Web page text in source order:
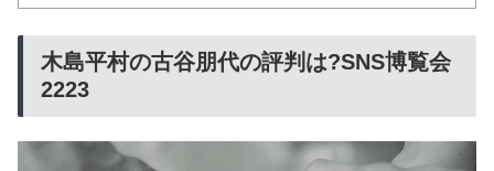
木島平村の古谷朋代の評判は?SNS博覧会
2223